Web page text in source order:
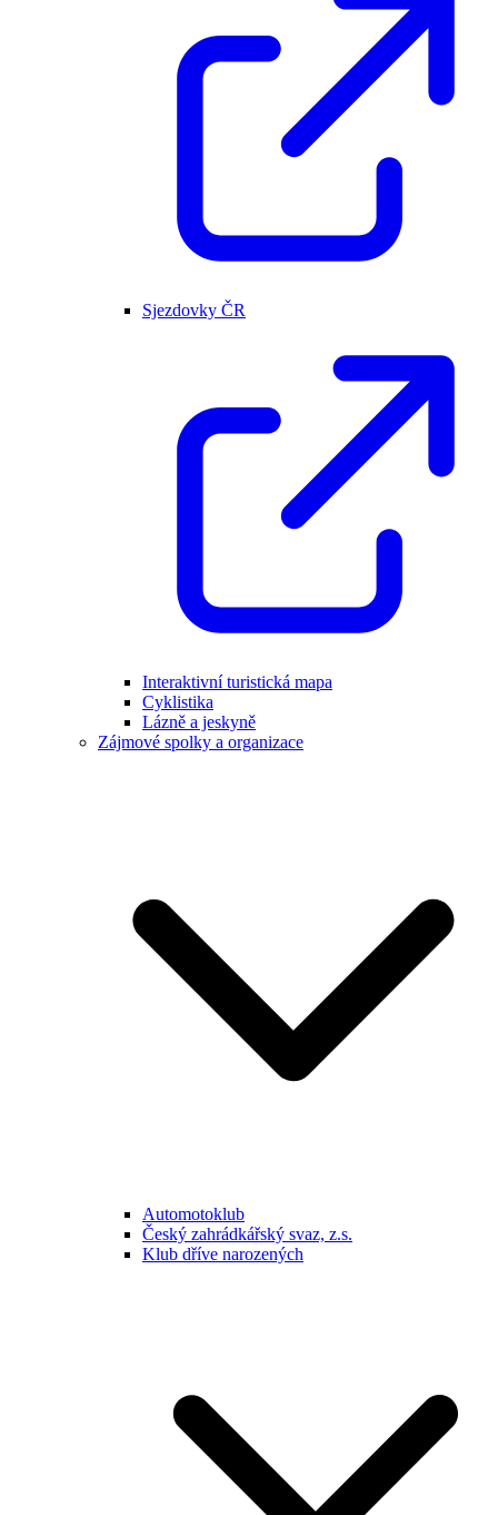
Sjezdovky ČR
Interaktivní turistická mapa
Cyklistika
Lázně a jeskyně
Zájmové spolky a organizace
Automotoklub
Český zahrádkářský svaz, z.s.
Klub dříve narozených